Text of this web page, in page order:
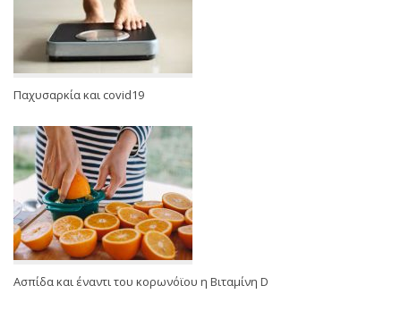
Παχυσαρκία και covid19
Ασπίδα και έναντι του κορωνόϊου η Βιταμίνη D